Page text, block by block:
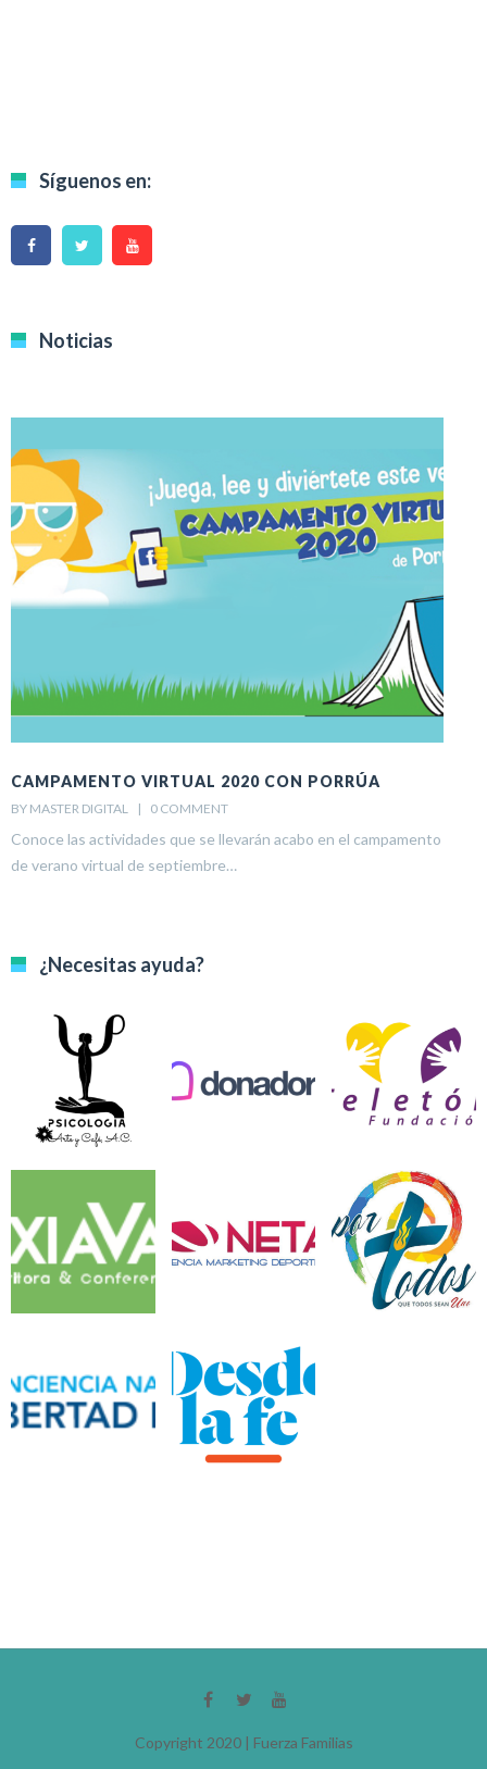
Síguenos en:
Noticias
CAMPAMENTO VIRTUAL 2020 CON PORRÚA
BY MASTER DIGITAL    | 0 COMMENT
Conoce las actividades que se llevarán acabo en el campamento
de verano virtual de septiembre…
¿Necesitas ayuda?
Copyright 2020 | Fuerza Familias